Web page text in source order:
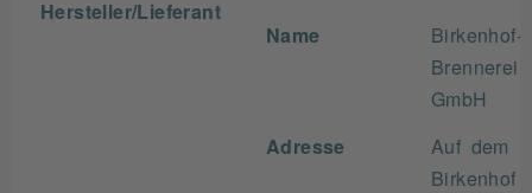
Hersteller/Lieferant
Name
Birkenhof-
Brennerei
GmbH
Adresse
Auf dem
Birkenhof